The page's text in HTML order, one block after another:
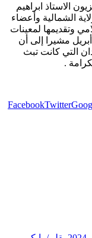
الاستاذ ابراهيم
الشمالية وأعضاء
وتقديمها لمعينات
مشيرا إلى أن
التي كانت تبث
.
FacebookTwitter